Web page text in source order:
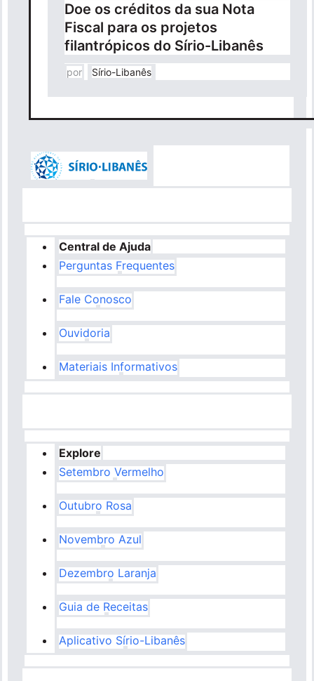
Doe os créditos da sua Nota
Fiscal para os projetos
filantrópicos do Sírio-Libanês
por Sírio-Libanês
Central de Ajuda
Perguntas Frequentes
Fale Conosco
Ouvidoria
Materiais Informativos
Explore
Setembro Vermelho
Outubro Rosa
Novembro Azul
Dezembro Laranja
Guia de Receitas
Aplicativo Sírio-Libanês